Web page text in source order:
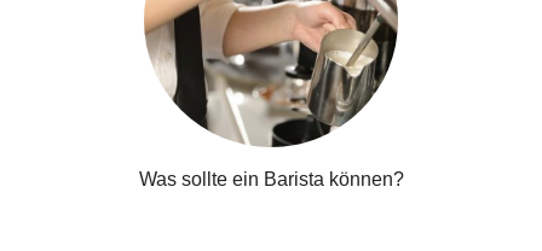
Was sollte ein Barista können?